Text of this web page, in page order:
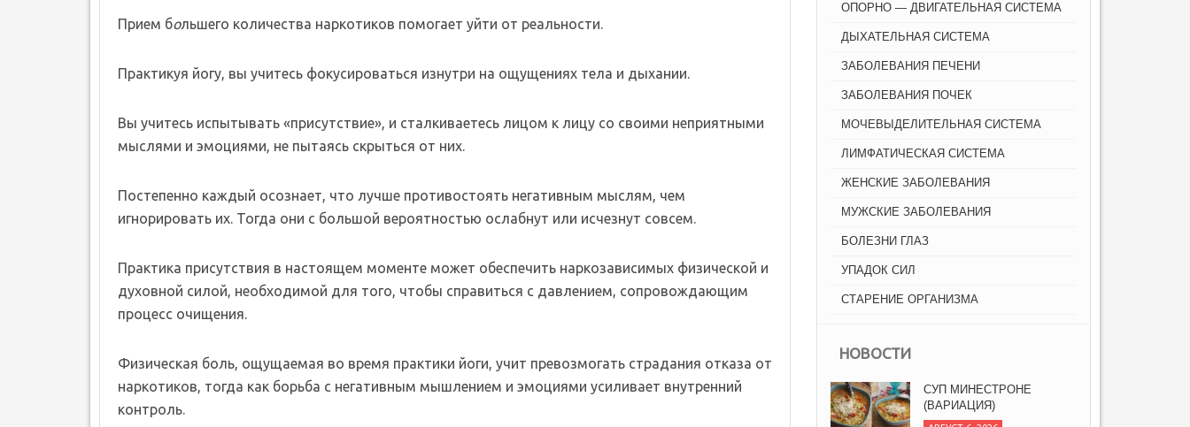
Прием большего количества наркотиков помогает уйти от реальности.
Практикуя йогу, вы учитесь фокусироваться изнутри на ощущениях тела и дыхании.
Вы учитесь испытывать «присутствие», и сталкиваетесь лицом к лицу со своими неприятными
мыслями и эмоциями, не пытаясь скрыться от них.
Постепенно каждый осознает, что лучше противостоять негативным мыслям, чем
игнорировать их. Тогда они с большой вероятностью ослабнут или исчезнут совсем.
Практика присутствия в настоящем моменте может обеспечить наркозависимых физической и
духовной силой, необходимой для того, чтобы справиться с давлением, сопровождающим
процесс очищения.
Физическая боль, ощущаемая во время практики йоги, учит превозмогать страдания отказа от
наркотиков, тогда как борьба с негативным мышлением и эмоциями усиливает внутренний
контроль.
ОПОРНО — ДВИГАТЕЛЬНАЯ СИСТЕМА
ДЫХАТЕЛЬНАЯ СИСТЕМА
ЗАБОЛЕВАНИЯ ПЕЧЕНИ
ЗАБОЛЕВАНИЯ ПОЧЕК
МОЧЕВЫДЕЛИТЕЛЬНАЯ СИСТЕМА
ЛИМФАТИЧЕСКАЯ СИСТЕМА
ЖЕНСКИЕ ЗАБОЛЕВАНИЯ
МУЖСКИЕ ЗАБОЛЕВАНИЯ
БОЛЕЗНИ ГЛАЗ
УПАДОК СИЛ
СТАРЕНИЕ ОРГАНИЗМА
НОВОСТИ
СУП МИНЕСТРОНЕ
(ВАРИАЦИЯ)